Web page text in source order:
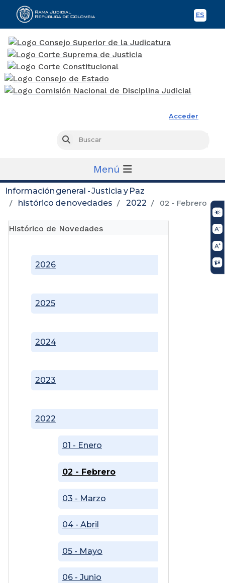
ES
Acceder
Buscar
Menú
Información general - Justicia y Paz
histórico de novedades
2022 02 - Febrero
Histórico de Novedades
2022
01 - Enero
02 - Febrero
03 - Marzo
04 - Abril
05 - Mayo
06 - Junio
2023
2024
2025
2026